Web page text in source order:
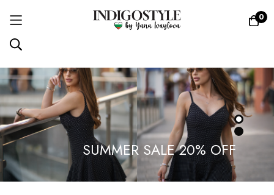
0
Прескачане
към
съдържанието
SUMMER SALE 20% OFF